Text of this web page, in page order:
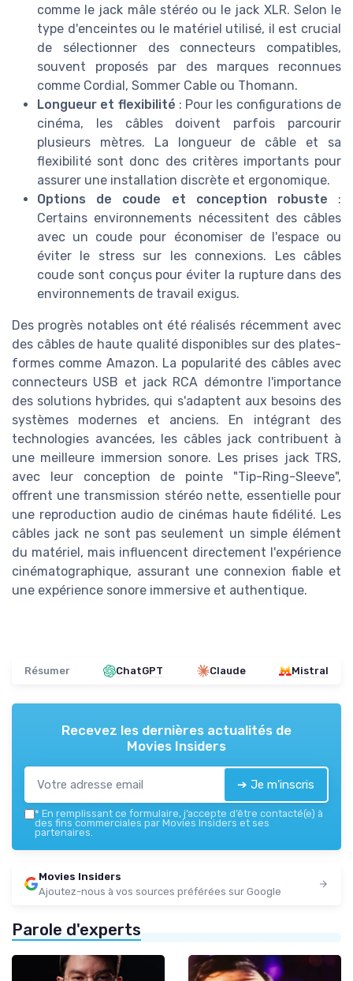
comme le jack mâle stéréo ou le jack XLR. Selon le
type d'enceintes ou le matériel utilisé, il est crucial
de sélectionner des connecteurs compatibles,
souvent proposés par des marques reconnues
comme Cordial, Sommer Cable ou Thomann.
Longueur et flexibilité : Pour les configurations de
cinéma, les câbles doivent parfois parcourir
plusieurs mètres. La longueur de câble et sa
flexibilité sont donc des critères importants pour
assurer une installation discrète et ergonomique.
Options de coude et conception robuste :
Certains environnements nécessitent des câbles
avec un coude pour économiser de l'espace ou
éviter le stress sur les connexions. Les câbles
coude sont conçus pour éviter la rupture dans des
environnements de travail exigus.
Des progrès notables ont été réalisés récemment avec
des câbles de haute qualité disponibles sur des plates-
formes comme Amazon. La popularité des câbles avec
connecteurs USB et jack RCA démontre l'importance
des solutions hybrides, qui s'adaptent aux besoins des
systèmes modernes et anciens. En intégrant des
technologies avancées, les câbles jack contribuent à
une meilleure immersion sonore. Les prises jack TRS,
avec leur conception de pointe "Tip-Ring-Sleeve",
offrent une transmission stéréo nette, essentielle pour
une reproduction audio de cinémas haute fidélité. Les
câbles jack ne sont pas seulement un simple élément
du matériel, mais influencent directement l'expérience
cinématographique, assurant une connexion fiable et
une expérience sonore immersive et authentique.
Résumer ChatGPT Claude Mistral
Recevez les dernières actualités de
Movies Insiders
➔ Je m'inscris
* En remplissant ce formulaire, j’accepte d’être contacté(e) à
des fins commerciales par Movies Insiders et ses
partenaires.
Movies Insiders
Ajoutez-nous à vos sources préférées sur Google
Parole d'experts